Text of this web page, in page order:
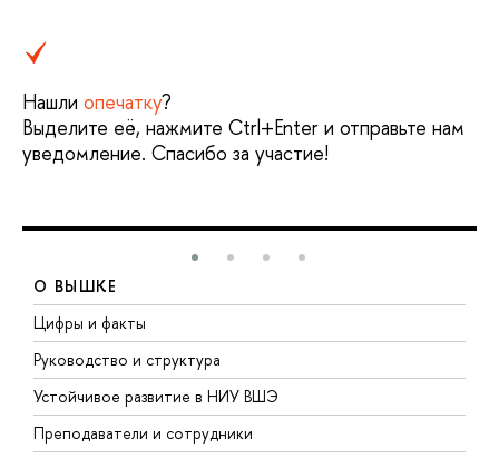
Нашли опечатку?
Выделите её, нажмите Ctrl+Enter и отправьте нам
уведомление. Спасибо за участие!
О ВЫШКЕ
Цифры и факты
Руководство и структура
Устойчивое развитие в НИУ ВШЭ
Преподаватели и сотрудники